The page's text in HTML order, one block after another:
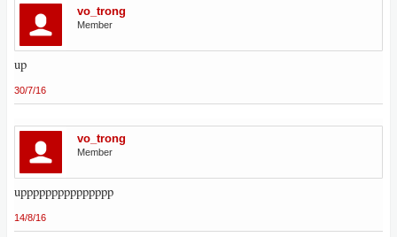
vo_trong
Member
up
30/7/16
vo_trong
Member
uppppppppppppppp
14/8/16